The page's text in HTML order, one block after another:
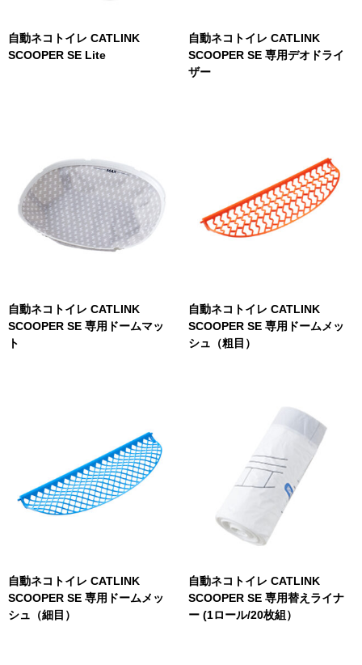
自動ネコトイレ CATLINK
SCOOPER SE Lite
自動ネコトイレ CATLINK
SCOOPER SE 専用デオドライ
ザー
自動ネコトイレ CATLINK
SCOOPER SE 専用ドームマッ
ト
自動ネコトイレ CATLINK
SCOOPER SE 専用ドームメッ
シュ（粗目）
自動ネコトイレ CATLINK
SCOOPER SE 専用ドームメッ
シュ（細目）
自動ネコトイレ CATLINK
SCOOPER SE 専用替えライナ
ー (1ロール/20枚組）